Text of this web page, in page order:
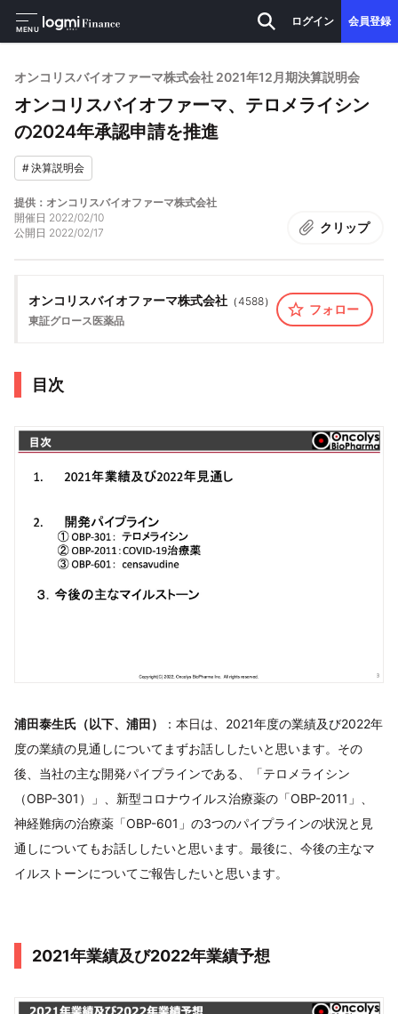
MENU
ログイン 会員登録
オンコリスバイオファーマ株式会社 2021年12月期決算説明会
オンコリスバイオファーマ、テロメライシン
の2024年承認申請を推進
#決算説明会
提供：オンコリスバイオファーマ株式会社
開催日 2022/02/10
公開日 2022/02/17 クリップ
オンコリスバイオファーマ株式会社 （4588）
東証グロース 医薬品
フォロー
目次
浦田泰生氏（以下、浦田）
：本日は、2021年度の業績及び2022年
度の業績の見通しについてまずお話ししたいと思います。その
後、当社の主な開発パイプラインである、「テロメライシン
（OBP-301）」、新型コロナウイルス治療薬の「OBP-2011」、
神経難病の治療薬「OBP-601」の3つのパイプラインの状況と見
通しについてもお話ししたいと思います。最後に、今後の主なマ
イルストーンについてご報告したいと思います。
2021年業績及び2022年業績予想